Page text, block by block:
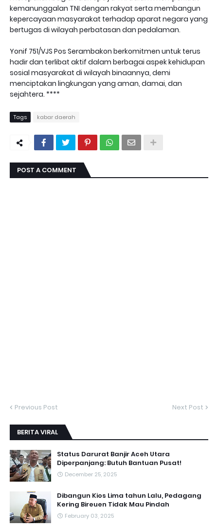
kemanunggalan TNI dengan rakyat serta membangun
kepercayaan masyarakat terhadap aparat negara yang
bertugas di wilayah perbatasan dan pedalaman.
Yonif 751/VJS Pos Serambakon berkomitmen untuk terus
hadir dan terlibat aktif dalam berbagai aspek kehidupan
sosial masyarakat di wilayah binaannya, demi
menciptakan lingkungan yang aman, damai, dan
sejahtera. ****
Tags kabar daerah
POST A COMMENT
Previous Post Next Post
BERITA VIRAL
Status Darurat Banjir Aceh Utara
Diperpanjang: Butuh Bantuan Pusat!
December 25, 2025
Dibangun Kios Lima tahun Lalu, Pedagang
Kering Bireuen Tidak Mau Pindah
February 03, 2025